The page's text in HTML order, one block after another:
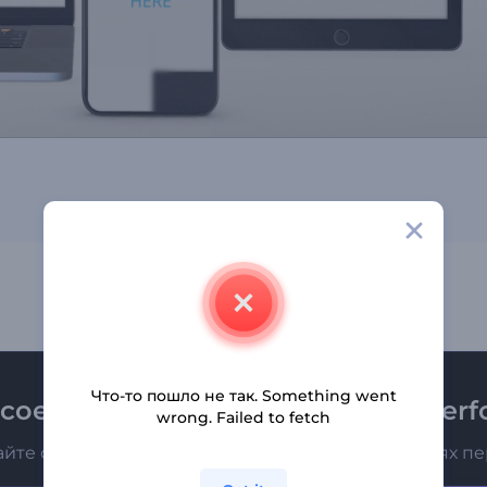
к рассылке
о последних новостях и новых предложениях
Что-то пошло не так. Something went
wrong. Failed to fetch